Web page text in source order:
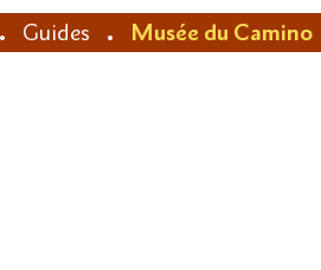
Guides Musée du Camino